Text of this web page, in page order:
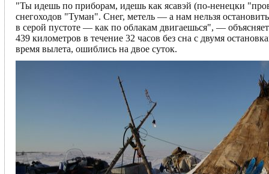
"Ты идешь по приборам, идешь как ясавэй (по-ненецки
снегоходов "Туман". Снег, метель — а нам нельзя
в серой пустоте — как по облакам двигаешься", —
439 километров в течение 32 часов без сна с двумя
время вылета, ошиблись на двое суток.